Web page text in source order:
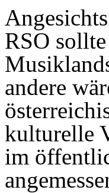
RSO
andere
kulturelle
im